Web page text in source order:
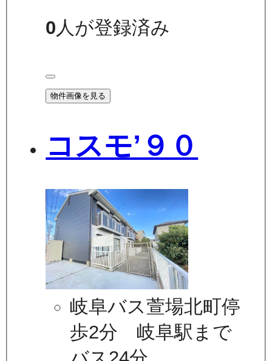
0人が登録済み
物件画像を見る
コスモ’９０
岐阜バス萱場北町停
歩2分 岐阜駅まで